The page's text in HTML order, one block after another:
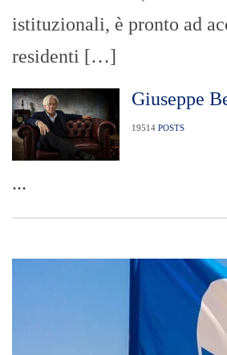
istituzionali, è pronto ad
residenti […]
Giuseppe
19514 POSTS
...